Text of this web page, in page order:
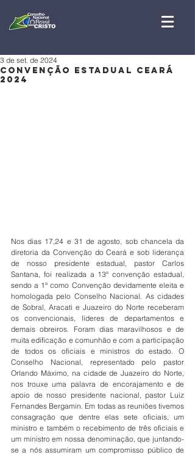
CONVENÇÃO ESTADUAL CEARÁ
2024
3 de set. de 2024
Nos dias 17,24 e 31 de agosto, sob chancela da
diretoria da Convenção do Ceará e sob liderança
de nosso presidente estadual, pastor Carlos
Santana, foi realizada a 13ª convenção estadual,
sendo a 1ª como Convenção devidamente eleita e
homologada pelo Conselho Nacional. As cidades
de Sobral, Aracati e Juazeiro do Norte receberam
os convencionais, líderes de departamentos e
demais obreiros. Foram dias maravilhosos e de
muita edificação e comunhão e com a participação
de todos os oficiais e ministros do estado. O
Conselho Nacional, representado pelo pastor
Orlando Máximo, na cidade de Juazeiro do Norte,
nos trouxe uma palavra de encorajamento e de
apoio de nosso presidente nacional, pastor Luiz
Fernandes Bergamin. Em todas as reuniões tivemos
consagração que dentre elas sete oficiais, um
ministro e também o recebimento de três oficiais e
um ministro em nossa denominação, que juntando-
se a nós assumiram um compromisso público de